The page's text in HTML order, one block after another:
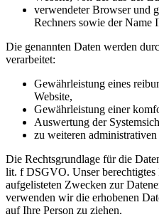
verwendeter Browser und
Rechners sowie der Name
Die genannten Daten werden
verarbeitet:
Gewährleistung eines
Website,
Gewährleistung einer
Auswertung der
zu weiteren
Die Rechtsgrundlage für die
lit. f DSGVO. Unser berechtigtes
aufgelisteten Zwecken zur
verwenden wir die erhobenen
auf Ihre Person zu ziehen.